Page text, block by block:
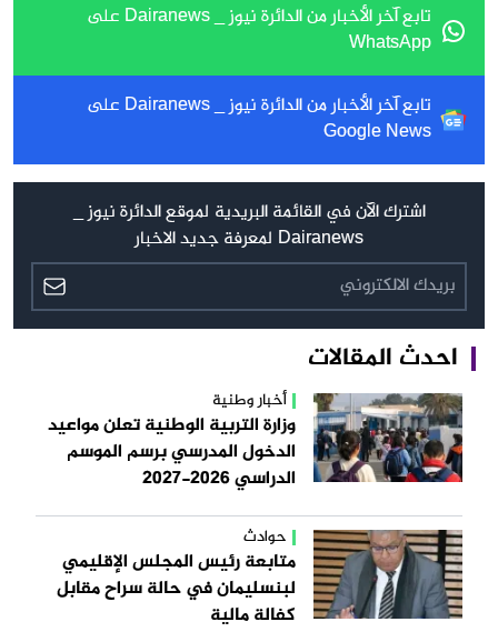
تابع آخر الأخبار من الدائرة نيوز _ Dairanews على
WhatsApp
تابع آخر الأخبار من الدائرة نيوز _ Dairanews على
Google News
اشترك الآن في القائمة البريدية لموقع الدائرة نيوز _
Dairanews لمعرفة جديد الاخبار
احدث المقالات
أخبار وطنية
وزارة التربية الوطنية تعلن مواعيد
الدخول المدرسي برسم الموسم
الدراسي 2026-2027
حوادث
متابعة رئيس المجلس الإقليمي
لبنسليمان في حالة سراح مقابل
كفالة مالية